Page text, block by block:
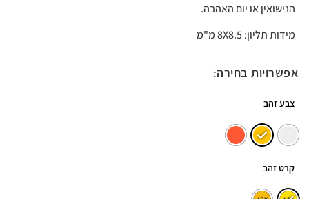
הנישואין או יום האהבה.
מידות תליון: 8X8.5 מ"מ
אפשרויות בחירה:
צבע זהב
קרט זהב